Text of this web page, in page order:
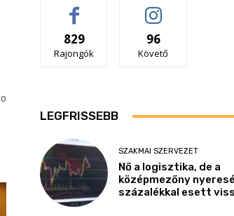
0
829
Rajongók
96
Követő
LEGFRISSEBB
SZAKMAI SZERVEZET
Nő a logisztika, de a
középmezőny
százalékkal esett